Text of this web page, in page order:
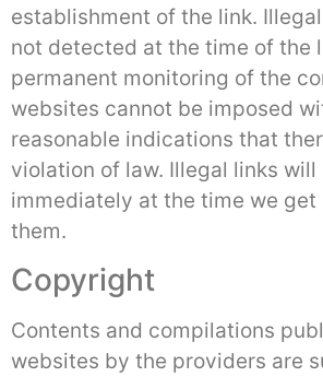
establishment of the link.
not detected at the time of the
permanent monitoring of the
websites cannot be imposed
reasonable indications that
violation of law. Illegal links will
immediately at the time we get
them.
Copyright
Contents and compilations
websites by the providers are